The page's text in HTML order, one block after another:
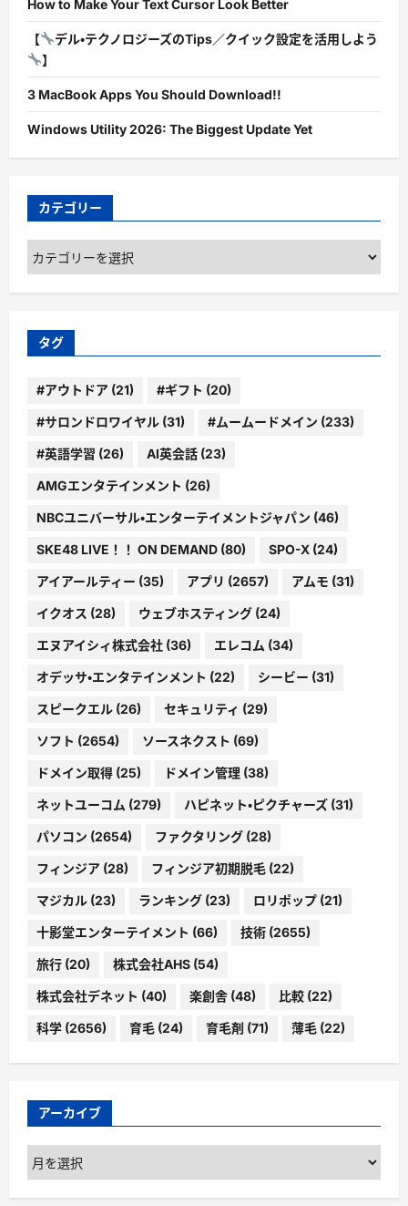
How to Make Your Text Cursor Look Better
【
デル・テクノロジーズのTips／クイック設定を活用しよう
】
3 MacBook Apps You Should Download!!
Windows Utility 2026: The Biggest Update Yet
カテゴリー
カ
テ
ゴ
ー
タグ
#アウトドア (21) #ギフト (20)
#サロンドロワイヤル (31) #ムームードメイン (233)
#英語学習 (26) AI英会話 (23)
AMGエンタテインメント (26)
NBCユニバーサル・エンターテイメントジャパン (46)
SKE48 LIVE！！ ON DEMAND (80) SPO-X (24)
アイアールティー (35) アプリ (2657) アムモ (31)
イクオス (28) ウェブホスティング (24)
エヌアイシィ株式会社 (36) エレコム (34)
オデッサ・エンタテインメント (22) シービー (31)
スピークエル (26) セキュリティ (29)
ソフト (2654) ソースネクスト (69)
ドメイン取得 (25) ドメイン管理 (38)
ネットユーコム (279) ハピネット・ピクチャーズ (31)
パソコン (2654) ファクタリング (28)
フィンジア (28) フィンジア初期脱毛 (22)
マジカル (23) ランキング (23) ロリポップ (21)
十影堂エンターテイメント (66) 技術 (2655)
旅行 (20) 株式会社AHS (54)
株式会社デネット (40) 楽創舎 (48) 比較 (22)
科学 (2656) 育毛 (24) 育毛剤 (71) 薄毛 (22)
アーカイブ
ア
ー
カ